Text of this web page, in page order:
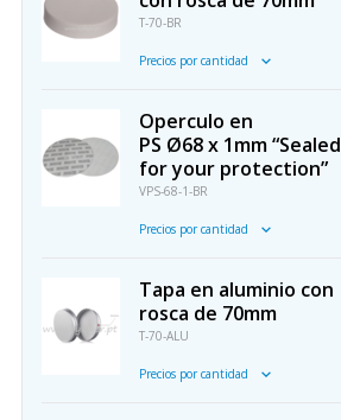
T-70-BR
Precios por cantidad
Operculo en
PS Ø68 x 1mm “Sealed
for your protection”
VPS-68-1-BR
Precios por cantidad
Tapa en aluminio con
rosca de 70mm
T-70-ALU
Precios por cantidad